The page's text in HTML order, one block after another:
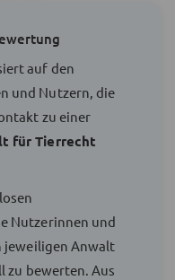
auf den
und Nutzern, die
zu einer
für Tierrecht
Nutzerinnen und
jeweiligen Anwalt
bewerten. Aus